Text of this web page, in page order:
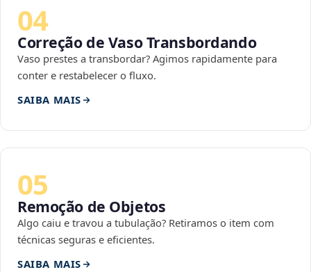
04
Correção de Vaso Transbordando
Vaso prestes a transbordar? Agimos rapidamente para
conter e restabelecer o fluxo.
SAIBA MAIS
05
Remoção de Objetos
Algo caiu e travou a tubulação? Retiramos o item com
técnicas seguras e eficientes.
SAIBA MAIS